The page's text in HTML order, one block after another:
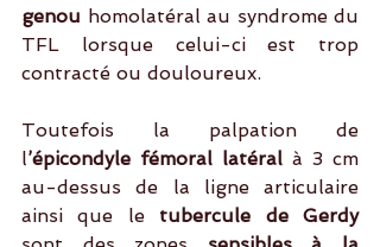
genou homolatéral au syndrome du
TFL lorsque celui-ci est trop
contracté ou douloureux.
Toutefois la palpation de
l’épicondyle fémoral latéral à 3 cm
au-dessus de la ligne articulaire
ainsi que le tubercule de Gerdy